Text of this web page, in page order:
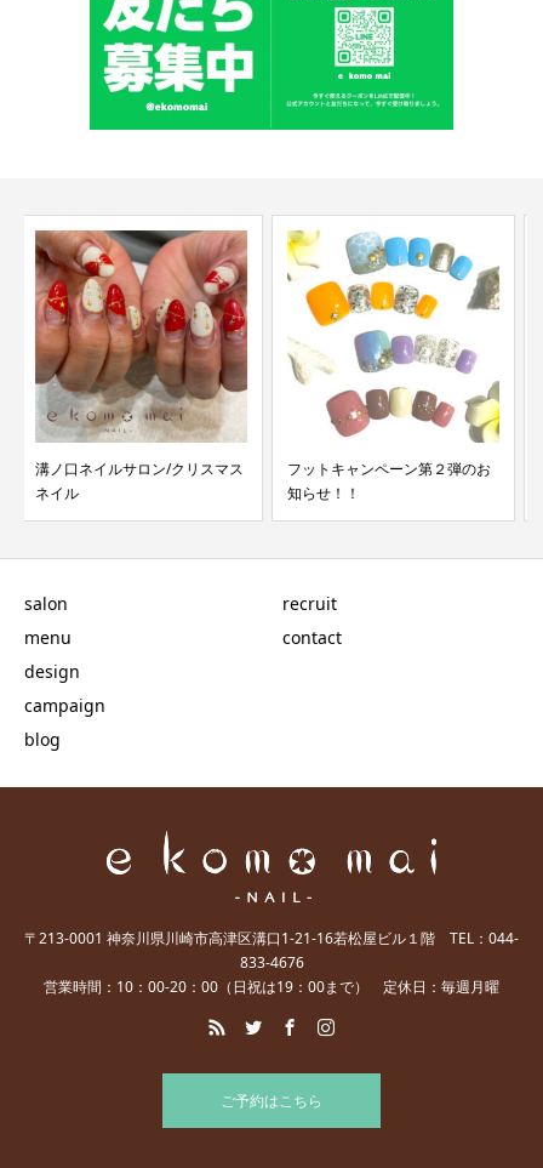
フットキャンペーン第２弾のお
知らせ！！
春colour×ミラーネイル
salon
menu
design
campaign
blog
recruit
contact
〒213-0001 神奈川県川崎市高津区溝口1-21-16若松屋ビル１階 TEL：044-
833-4676
営業時間：10：00-20：00（日祝は19：00まで） 定休日：毎週月曜
ご予約はこちら